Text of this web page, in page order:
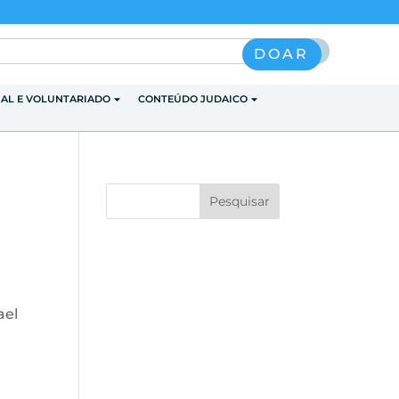
Pesquisar
DOAR
E VOLUNTARIADO CONTEÚDO JUDAICO